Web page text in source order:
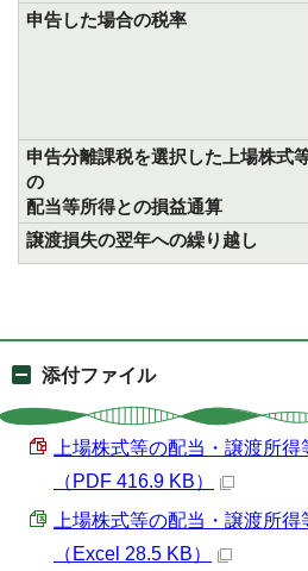
申告した場合の税率
申告分離課税を選択した上場株式
の
配当等所得との損益通算
譲渡損失の翌年への繰り越し
添付ファイル
上場株式等の配当・譲渡所
（PDF 416.9 KB）
上場株式等の配当・譲渡所
（Excel 28.5 KB）